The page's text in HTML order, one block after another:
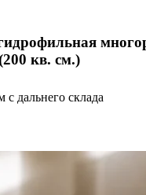
кв. см.)
с дальнего склада